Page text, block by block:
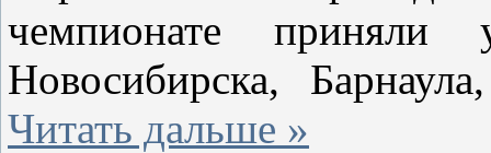
чемпионате приняли
Новосибирска,
Читать дальше »